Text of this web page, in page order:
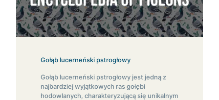
Gołąb lucerneński pstrogłowy
Gołąb lucerneński pstrogłowy jest jedną z
najbardziej wyjątkowych ras gołębi
hodowlanych, charakteryzującą się unikalnym